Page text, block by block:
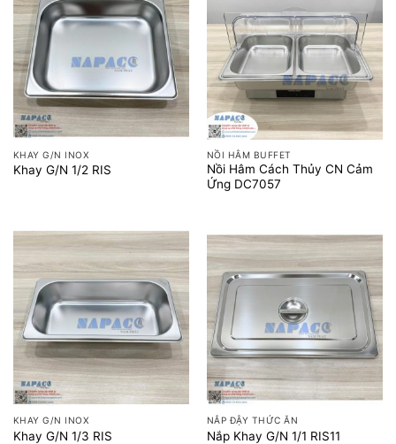
KHAY G/N INOX
Khay G/N 1/2 RIS
NỒI HÂM BUFFET
Nồi Hâm Cách Thủy CN Cảm
Ứng DC7057
KHAY G/N INOX
Khay G/N 1/3 RIS
NẮP ĐẬY THỨC ĂN
Nắp Khay G/N 1/1 RIS11